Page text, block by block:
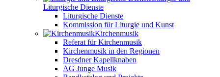
Liturgische Dienste
Liturgische Dienste
Kommission für Liturgie und Kunst
Kirchenmusik
Referat für Kirchenmusik
Kirchenmusik in den Regionen
Dresdner Kapellknaben
AG Junge Musik